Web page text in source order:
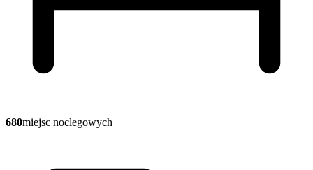
680miejsc noclegowych